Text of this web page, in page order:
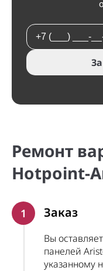
Ремонт
Hotpoint-
1 Заказ
Вы
панелей
указанному